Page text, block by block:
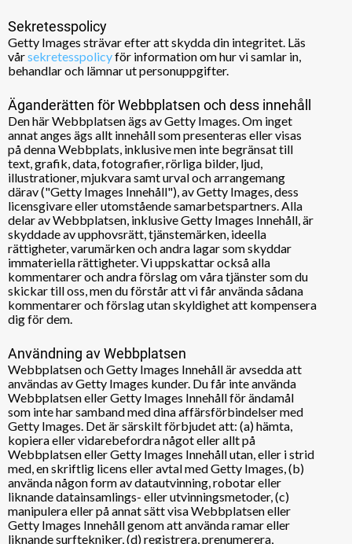
Sekretesspolicy
Getty Images strävar efter att skydda din integritet. Läs
vårsekretesspolicyför information om hur vi samlar in,
behandlar och lämnar ut personuppgifter.
Äganderätten för Webbplatsen och dess innehåll
Den här Webbplatsen ägs av Getty Images. Om inget
annat anges ägs allt innehåll som presenteras eller visas
på denna Webbplats, inklusive men inte begränsat till
text, grafik, data, fotografier, rörliga bilder, ljud,
illustrationer, mjukvara samt urval och arrangemang
därav ("Getty Images Innehåll"), av Getty Images, dess
licensgivare eller utomstående samarbetspartners. Alla
delar av Webbplatsen, inklusive Getty Images Innehåll, är
skyddade av upphovsrätt, tjänstemärken, ideella
rättigheter, varumärken och andra lagar som skyddar
immateriella rättigheter. Vi uppskattar också alla
kommentarer och andra förslag om våra tjänster som du
skickar till oss, men du förstår att vi får använda sådana
kommentarer och förslag utan skyldighet att kompensera
dig för dem.
Användning av Webbplatsen
Webbplatsen och Getty Images Innehåll är avsedda att
användas av Getty Images kunder. Du får inte använda
Webbplatsen eller Getty Images Innehåll för ändamål
som inte har samband med dina affärsförbindelser med
Getty Images. Det är särskilt förbjudet att: (a) hämta,
kopiera eller vidarebefordra något eller allt på
Webbplatsen eller Getty Images Innehåll utan, eller i strid
med, en skriftlig licens eller avtal med Getty Images, (b)
använda någon form av datautvinning, robotar eller
liknande datainsamlings- eller utvinningsmetoder, (c)
manipulera eller på annat sätt visa Webbplatsen eller
Getty Images Innehåll genom att använda ramar eller
liknande surftekniker, (d) registrera, prenumerera,